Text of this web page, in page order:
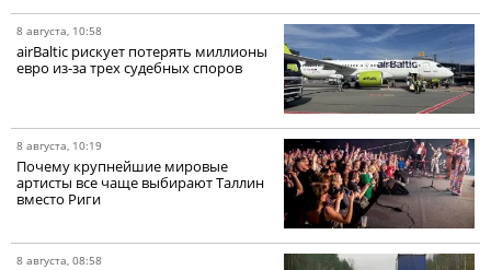
8 августа, 10:58
airBaltic рискует потерять миллионы
евро из-за трех судебных споров
8 августа, 10:19
Почему крупнейшие мировые
артисты все чаще выбирают Таллин
вместо Риги
8 августа, 08:58